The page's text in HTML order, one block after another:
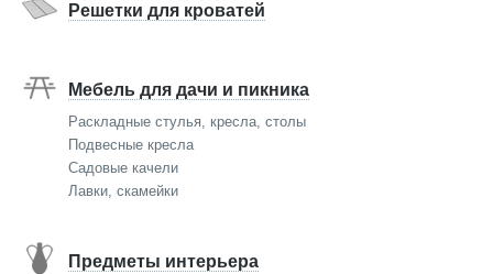
Решетки для кроватей
Мебель для дачи и пикника
Раскладные стулья, кресла, столы
Подвесные кресла
Садовые качели
Лавки, скамейки
Предметы интерьера